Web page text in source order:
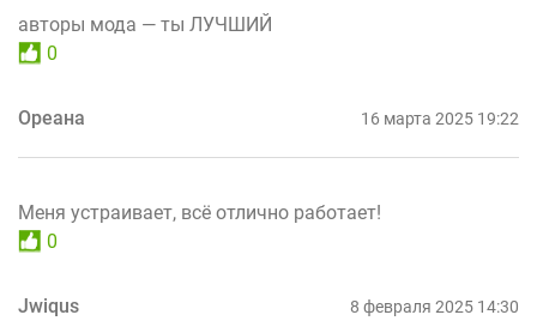
авторы мода — ты ЛУЧШИЙ
0
Ореана 16 марта 2025 19:22
Меня устраивает, всё отлично работает!
0
Jwiqus 8 февраля 2025 14:30